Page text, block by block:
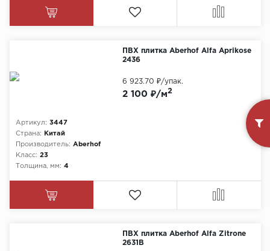
ПВХ плитка Aberhof Alfa Aprikose
2436
Артикул: 3447
Страна:
Китай
Производитель: Aberhof
Класс: 23
Толщина, мм: 4
2 100 ₽/м2
6 923.70 ₽/упак.
ПВХ плитка Aberhof Alfa Zitrone
2631B